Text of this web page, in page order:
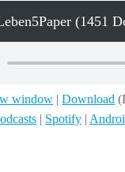
(1451
window |Download
| Spotify |